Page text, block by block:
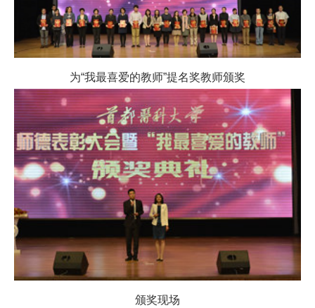
为“我最喜爱的教师”提名奖教师颁奖
颁奖现场